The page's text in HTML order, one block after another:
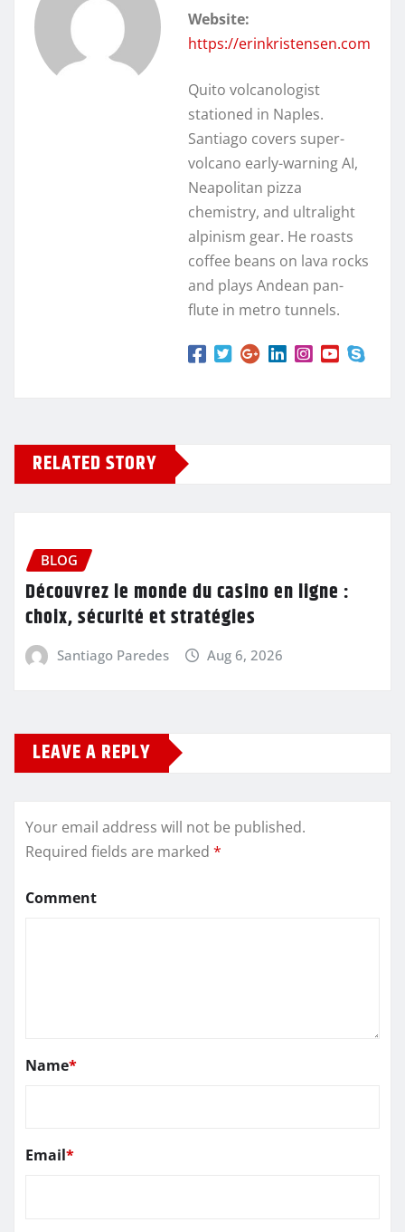
Website:
https://erinkristensen.com
Quito volcanologist
stationed in Naples.
Santiago covers super-
volcano early-warning AI,
Neapolitan pizza
chemistry, and ultralight
alpinism gear. He roasts
coffee beans on lava rocks
and plays Andean pan-
flute in metro tunnels.
RELATED STORY
BLOG
Découvrez le monde du casino en ligne :
choix, sécurité et stratégies
Santiago Paredes Aug 6, 2026
LEAVE A REPLY
Your email address will not be published.
Required fields are marked *
Comment
Name*
Email*